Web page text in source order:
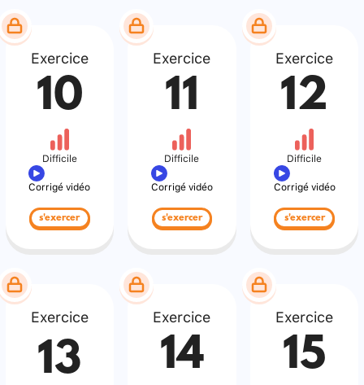
Exercice
10
Difficile
Corrigé vidéo
s'exercer
Exercice
11
Difficile
Corrigé vidéo
s'exercer
Exercice
12
Difficile
Corrigé vidéo
s'exercer
Exercice
13
Exercice
14
Exercice
15